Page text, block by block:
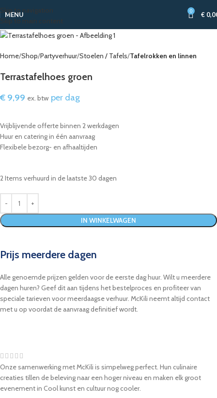
Skip to navigation
Skip to main content
MENU 0 €
Home Shop Partyverhuur Stoelen / Tafels Tafelrokken en linnen
Terrastafelhoes groen
€ 9,99 ex. btw per dag
Vrijblijvende offerte binnen 2 werkdagen
Huur en catering in één aanvraag
Flexibele bezorg- en afhaaltijden
2 Items verhuurd in de laatste 30 dagen
IN WINKELWAGEN
Prijs meerdere dagen
Alle genoemde prijzen gelden voor de eerste dag huur. Wilt u meerdere
dagen huren? Geef dit aan tijdens het bestelproces en profiteer van
speciale tarieven voor meerdaagse verhuur. McKili neemt altijd contact
met u op voordat de aanvraag definitief wordt.
Onze samenwerking met McKili is simpelweg perfect. Hun culinaire
creaties tillen de beleving naar een hoger niveau en maken elk groot
evenement in Cool kunst en cultuur nog cooler.